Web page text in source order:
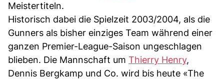
Meistertiteln.
Historisch dabei die Spielzeit 2003/2004, als die
Gunners als bisher einziges Team während einer
ganzen Premier-League-Saison ungeschlagen
blieben. Die Mannschaft um Thierry Henry,
Dennis Bergkamp und Co. wird bis heute «The